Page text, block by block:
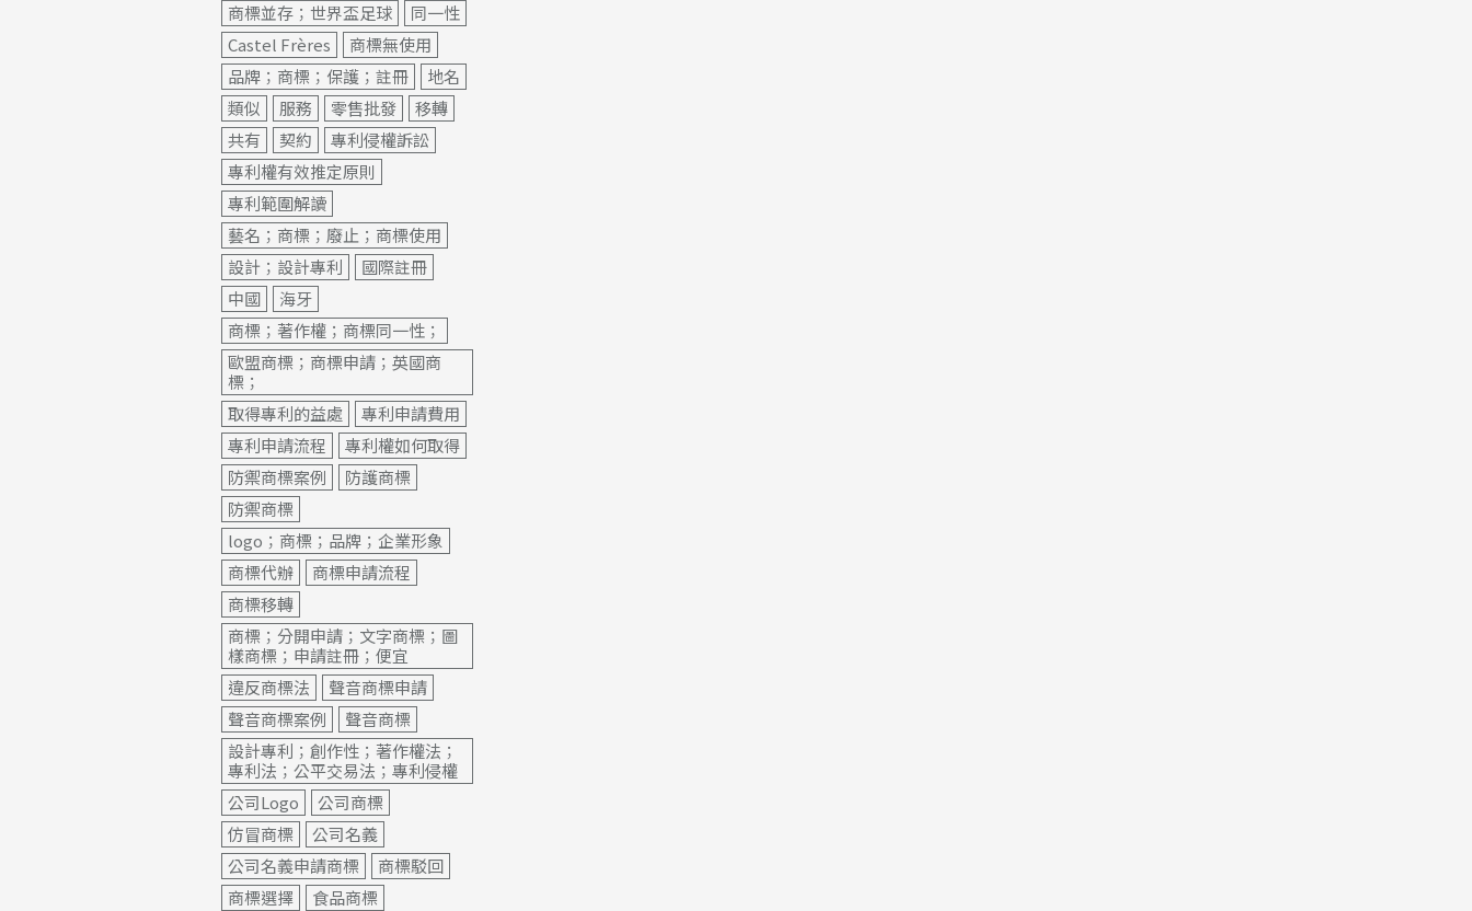
商標並存；世界盃足球
同一性
Castel Frères
商標無使用
品牌；商標；保護；註冊
地名
類似
服務 零售批發
移轉
共有
契約
專利侵權訴訟
專利權有效推定原則
專利範圍解讀
藝名；商標；廢止；商標使用
設計；設計專利
國際註冊
中國
海牙
商標；著作權；商標同一性；
歐盟商標；商標申請；英國商
標；
取得專利的益處
專利申請費用
專利申請流程
專利權如何取得
防禦商標案例
防護商標
防禦商標
logo；商標；品牌；企業形象
商標代辦
商標申請流程
商標移轉
商標；分開申請；文字商標；圖
樣商標；申請註冊；便宜
違反商標法
聲音商標申請
聲音商標案例
聲音商標
設計專利；創作性；著作權法；
專利法；公平交易法；專利侵權
公司Logo
公司商標
仿冒商標
公司名義
公司名義申請商標
商標駁回
商標選擇
食品商標